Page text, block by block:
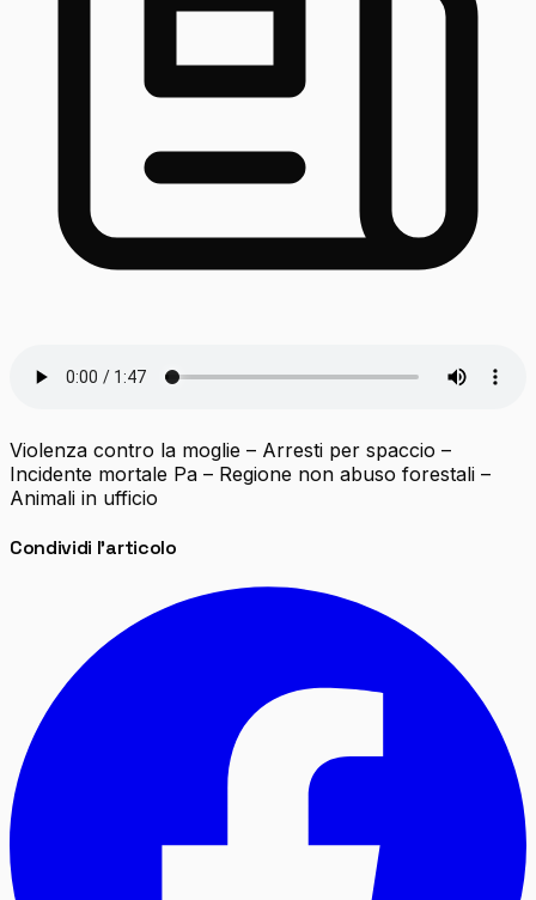
Violenza contro la moglie – Arresti per spaccio –
Incidente mortale Pa – Regione non abuso forestali –
Animali in ufficio
Condividi l'articolo